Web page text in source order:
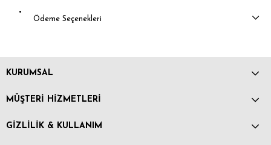
Ödeme Seçenekleri
KURUMSAL
MÜŞTERİ HİZMETLERİ
GİZLİLİK & KULLANIM